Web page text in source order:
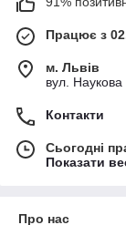
Працює з
м. Львів
вул.
Контакти
Сьогодні
Показати
Про нас